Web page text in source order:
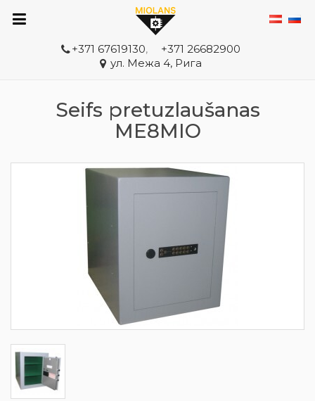
+371 67619130,
+371 26682900
ул. Межа 4, Рига
Seifs pretuzlaušanas
ME8MIO